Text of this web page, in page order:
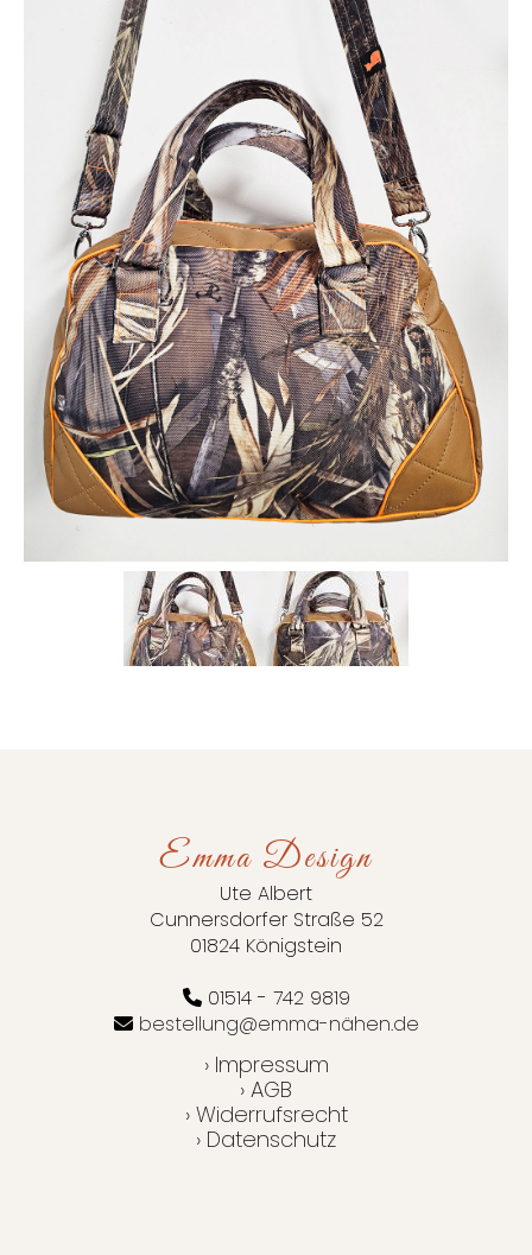
Emma Design
Ute Albert
Cunnersdorfer Straße 52
01824 Königstein
01514 - 742 9819
bestellung@emma-nähen.de
› Impressum
› AGB
› Widerrufsrecht
› Datenschutz